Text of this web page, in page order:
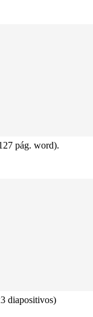
pág. word).
diapositivos)